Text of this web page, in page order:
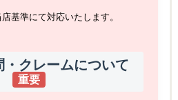
基準にて対応いたします。
・クレームについて
重要